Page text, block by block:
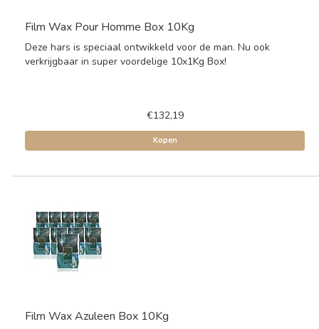
Film Wax Pour Homme Box 10Kg
Deze hars is speciaal ontwikkeld voor de man. Nu ook
verkrijgbaar in super voordelige 10x1Kg Box!
€132,19
Kopen
Film Wax Azuleen Box 10Kg